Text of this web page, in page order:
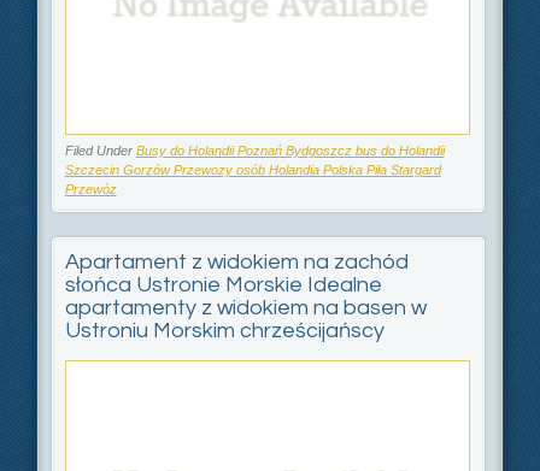
Filed Under Busy do Holandii Poznań Bydgoszcz bus do Holandii
Szczecin Gorzów Przewozy osób Holandia Polska Piła Stargard
Przewóz
Apartament z widokiem na zachód
słońca Ustronie Morskie Idealne
apartamenty z widokiem na basen w
Ustroniu Morskim chrześcijańscy